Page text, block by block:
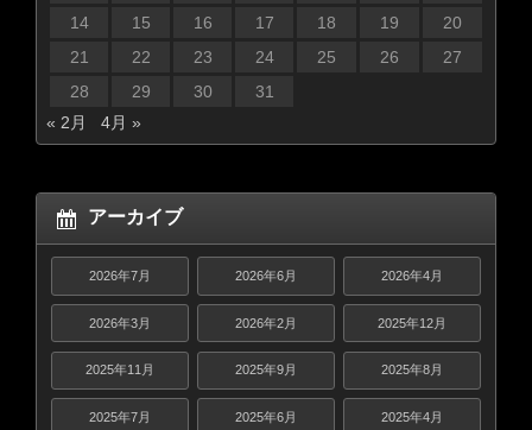
14
15 16 17 18 19
20
21
22 23 24 25 26
27
28
29 30
31
« 2月
4月 »
アーカイブ
2026年7月 2026年6月 2026年4月
2026年3月 2026年2月 2025年12月
2025年11月 2025年9月 2025年8月
2025年7月 2025年6月 2025年4月